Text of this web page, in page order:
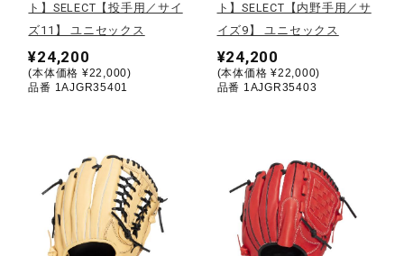
直営店一覧
取扱店一覧
ト】SELECT【投手用／サイ
ズ11】 ユニセックス
¥24,200
(本体価格 ¥22,000)
品番 1AJGR35401
ト】SELECT【内野手用／サ
イズ9】 ユニセックス
¥24,200
(本体価格 ¥22,000)
品番 1AJGR35403